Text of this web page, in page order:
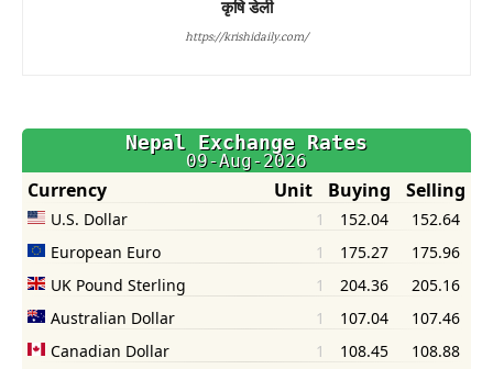
कृषि डेली
https://krishidaily.com/